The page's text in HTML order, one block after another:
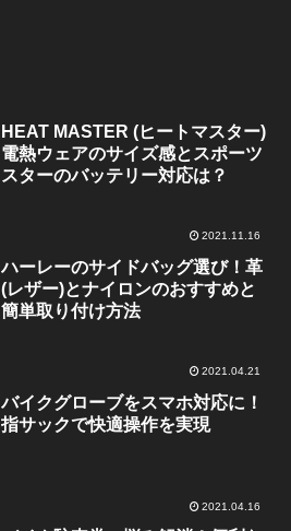
HEAT MASTER (ヒートマスター)
電熱ウェアのサイズ感とスポーツ
スターのバッテリー対応は？
2021.11.16
ハーレーのサイドバッグ選び！革
(レザー)とナイロンのおすすめと
簡単取り付け方法
2021.04.21
バイクグローブをスマホ対応に！
指サックで快適操作を実現
2021.04.16